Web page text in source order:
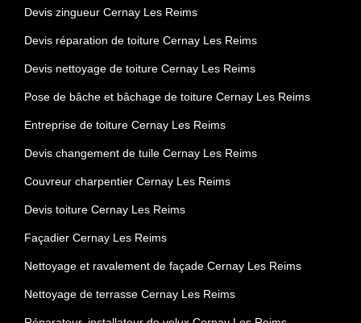
Devis zingueur Cernay Les Reims
Devis réparation de toiture Cernay Les Reims
Devis nettoyage de toiture Cernay Les Reims
Pose de bâche et bâchage de toiture Cernay Les Reims
Entreprise de toiture Cernay Les Reims
Devis changement de tuile Cernay Les Reims
Couvreur charpentier Cernay Les Reims
Devis toiture Cernay Les Reims
Façadier Cernay Les Reims
Nettoyage et ravalement de façade Cernay Les Reims
Nettoyage de terrasse Cernay Les Reims